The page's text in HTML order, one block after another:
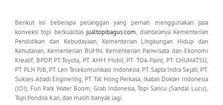
Berikut ini beberapa pelanggan yang pernah menggunakan jasa
konveksi topi berkualitas jualtopibagus.com, diantaranya Kementerian
Pendidikan dan Kebudayaan, Kementerian Lingkungan Hidup dan
Kehutanan, Kementerian BUMN, Kementerian Pariwisata dan Ekonomi
Kreatif, BPDP, PT.Toyota, PT. AHM Mobil, PT. TOA Paint, PT. CHUHATSU,
PT. PLN PJB, PT. Len Telekomunikasi Indonesia, PT. Sapta Indra Sejati, PT.
Sukses Abadi Enginering, PT. Tat Hong Perkasa, Ikatan Dokter Indonesia
(IDI), Fun Park Water Boom, Grab Indonesia, Topi Sancu (Sandal Lucu),
Topi Pondok Kari, dan masih banyak lagi.